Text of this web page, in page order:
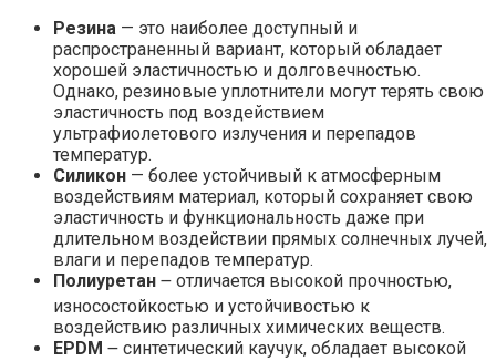
Резина — это наиболее доступный и
распространенный вариант, который обладает
хорошей эластичностью и долговечностью.
Однако, резиновые уплотнители могут терять свою
эластичность под воздействием
ультрафиолетового излучения и перепадов
температур.
Силикон — более устойчивый к атмосферным
воздействиям материал, который сохраняет свою
эластичность и функциональность даже при
длительном воздействии прямых солнечных лучей,
влаги и перепадов температур.
Полиуретан ౼ отличается высокой прочностью,
износостойкостью и устойчивостью к
воздействию различных химических веществ.
EPDM ౼ синтетический каучук, обладает высокой